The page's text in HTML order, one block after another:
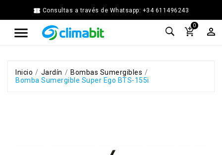
 Consultas a través de Whatsapp: +34 611496243

Home
Agua
Chimenea
Modular

0

Inicio Jardín
Bombas Sumergibles
Bomba Sumergible Super Ego BTS-155i